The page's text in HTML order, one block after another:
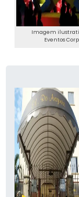
sucesso
Serviços
custar de
escolhidas.
TI,
Imagem
Eventos